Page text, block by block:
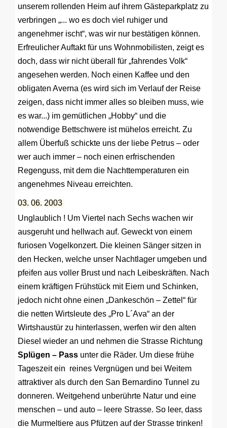
unserem rollenden Heim auf ihrem Gästeparkplatz zu
verbringen „... wo es doch viel ruhiger und
angenehmer ischt“, was wir nur bestätigen können.
Erfreulicher Auftakt für uns Wohnmobilisten, zeigt es
doch, dass wir nicht überall für „fahrendes Volk“
angesehen werden. Noch einen Kaffee und den
obligaten Averna (es wird sich im Verlauf der Reise
zeigen, dass nicht immer alles so bleiben muss, wie
es war...) im gemütlichen „Hobby“ und die
notwendige Bettschwere ist mühelos erreicht. Zu
allem Überfuß schickte uns der liebe Petrus – oder
wer auch immer – noch einen erfrischenden
Regenguss, mit dem die Nachttemperaturen ein
angenehmes Niveau erreichten.
03. 06. 2003
Unglaublich ! Um Viertel nach Sechs wachen wir
ausgeruht und hellwach auf. Geweckt von einem
furiosen Vogelkonzert. Die kleinen Sänger sitzen in
den Hecken, welche unser Nachtlager umgeben und
pfeifen aus voller Brust und nach Leibeskräften. Nach
einem kräftigen Frühstück mit Eiern und Schinken,
jedoch nicht ohne einen „Dankeschön – Zettel“ für
die netten Wirtsleute des „Pro L´Ava“ an der
Wirtshaustür zu hinterlassen, werfen wir den alten
Diesel wieder an und nehmen die Strasse Richtung
Splügen – Pass unter die Räder. Um diese frühe
Tageszeit ein reines Vergnügen und bei Weitem
attraktiver als durch den San Bernardino Tunnel zu
donneren. Weitgehend unberührte Natur und eine
menschen – und auto – leere Strasse. So leer, dass
die Murmeltiere aus Pfützen auf der Strasse trinken!